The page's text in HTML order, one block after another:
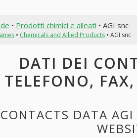
• Prodotti chimici e alleati • AGI snc
• Chemicals and Allied Products• AGI snc
DATI DEI
TELEFONO,
CONTACTS DATA